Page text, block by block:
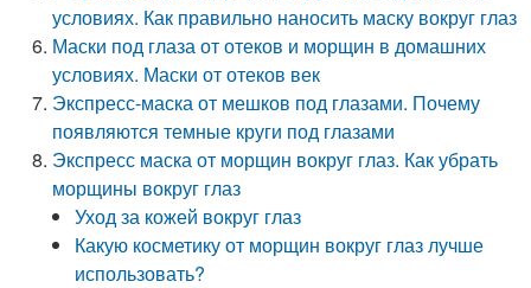
условиях. Как правильно наносить маску вокруг глаз
Маски под глаза от отеков и морщин в домашних
условиях. Маски от отеков век
Экспресс-маска от мешков под глазами. Почему
появляются темные круги под глазами
Экспресс маска от морщин вокруг глаз. Как убрать
морщины вокруг глаз
Уход за кожей вокруг глаз
Какую косметику от морщин вокруг глаз лучше
использовать?